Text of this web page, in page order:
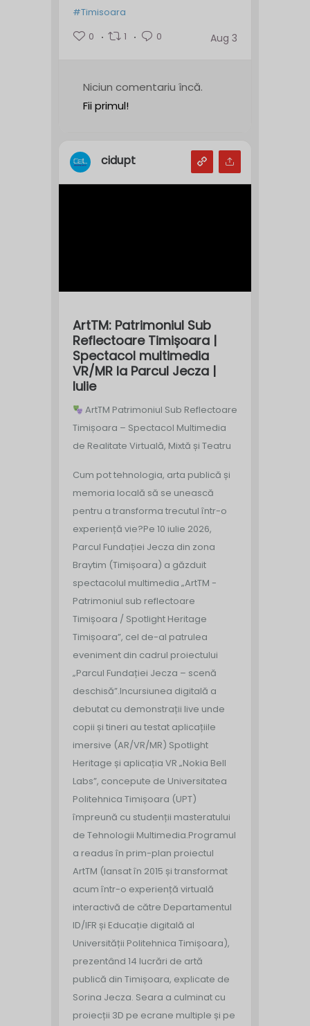
#Timisoara
0
1 0 Aug 3
Niciun comentariu încă.
Fii primul!
cidupt
ArtTM: Patrimoniul Sub
Reflectoare Timișoara |
Spectacol multimedia
VR/MR la Parcul Jecza |
Iulie
ArtTM Patrimoniul Sub Reflectoare
Timișoara – Spectacol Multimedia
de Realitate Virtuală, Mixtă și Teatru
Cum pot tehnologia, arta publică și
memoria locală să se unească
pentru a transforma trecutul într-o
experiență vie?Pe 10 iulie 2026,
Parcul Fundației Jecza din zona
Braytim (Timișoara) a găzduit
spectacolul multimedia „ArtTM -
Patrimoniul sub reflectoare
Timișoara / Spotlight Heritage
Timișoara”, cel de-al patrulea
eveniment din cadrul proiectului
„Parcul Fundației Jecza – scenă
deschisă”.Incursiunea digitală a
debutat cu demonstrații live unde
copii și tineri au testat aplicațiile
imersive (AR/VR/MR) Spotlight
Heritage și aplicația VR „Nokia Bell
Labs”, concepute de Universitatea
Politehnica Timișoara (UPT)
împreună cu studenții masteratului
de Tehnologii Multimedia.Programul
a readus în prim-plan proiectul
ArtTM (lansat în 2015 și transformat
acum într-o experiență virtuală
interactivă de către Departamentul
ID/IFR și Educație digitală al
Universității Politehnica Timișoara),
prezentând 14 lucrări de artă
publică din Timișoara, explicate de
Sorina Jecza. Seara a culminat cu
proiecții 3D pe ecrane multiple și pe